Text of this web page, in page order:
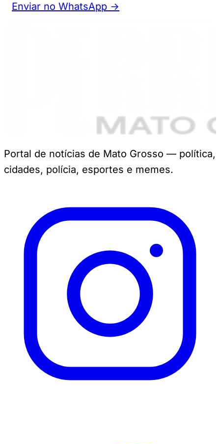
Enviar no WhatsApp →
Portal de notícias de Mato Grosso — política,
cidades, polícia, esportes e memes.